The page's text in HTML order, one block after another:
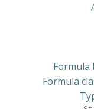
Formula
Formula